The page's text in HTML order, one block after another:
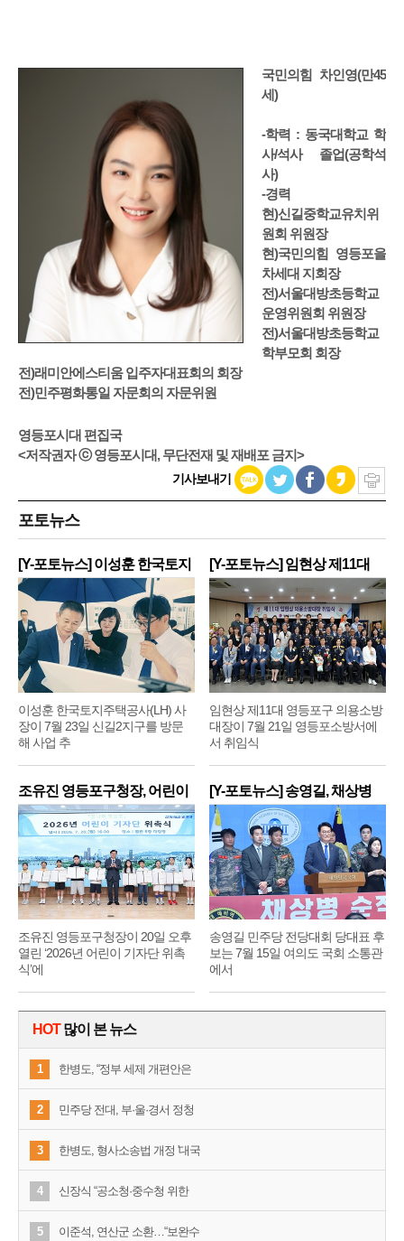
국민의힘 차인영(만45
세)
-학력 : 동국대학교 학
사/석사 졸업(공학석
사)
-경력
현)신길중학교유치위
원회 위원장
현)국민의힘 영등포을
차세대 지회장
전)서울대방초등학교
운영위원회 위원장
전)서울대방초등학교
학부모회 회장
전)래미안에스티움 입주자대표회의 회장
전)민주평화통일 자문회의 자문위원
영등포시대 편집국
<저작권자 ⓒ 영등포시대, 무단전재 및 재배포 금지>
기사보내기
포토뉴스
[Y-포토뉴스] 이성훈 한국토지
주
이성훈 한국토지주택공사(LH) 사
장이 7월 23일 신길2지구를 방문
해 사업 추
[Y-포토뉴스] 임현상 제11대
영
임현상 제11대 영등포구 의용소방
대장이 7월 21일 영등포소방서에
서 취임식
조유진 영등포구청장, 어린이
기
조유진 영등포구청장이 20일 오후
열린 ‘2026년 어린이 기자단 위촉
식’에
[Y-포토뉴스] 송영길, 채상병
순
송영길 민주당 전당대회 당대표 후
보는 7월 15일 여의도 국회 소통관
에서
HOT많이 본 뉴스
1 한병도, “정부 세제 개편안은
2 민주당 전대, 부·울·경서 정청
3 한병도, 형사소송법 개정 '대국
4 신장식 “공소청·중수청 위한
5 이준석, 연산군 소환…“보완수